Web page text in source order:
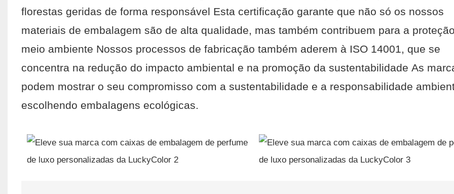
florestas geridas de forma responsável Esta certificação garante que não só os nossos
materiais de embalagem são de alta qualidade, mas também contribuem para a
meio ambiente Nossos processos de fabricação também aderem à ISO 14001, que se
concentra na redução do impacto ambiental e na promoção da sustentabilidade As
podem mostrar o seu compromisso com a sustentabilidade e a responsabilidade
escolhendo embalagens ecológicas.